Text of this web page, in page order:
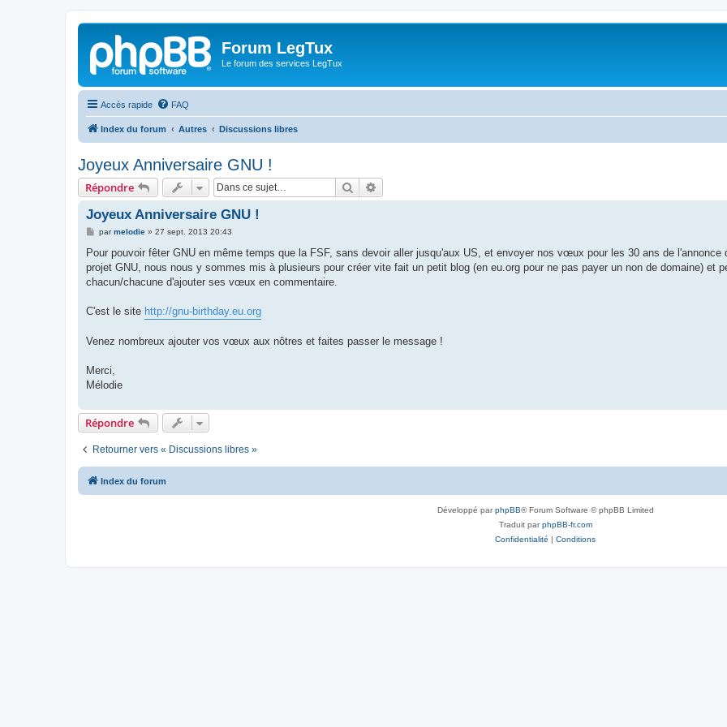
Forum LegTux
Le forum des services LegTux
Accès rapide FAQ
Index du forum Autres Discussions libres
Joyeux Anniversaire GNU !
Répondre Rechercher
Joyeux Anniversaire GNU !
M
s
a
g
parmelodie» 27 sept. 2013 20:43
Pour pouvoir fêter GNU en même temps que la FSF, sans devoir aller jusqu'aux US, et envoyer nos vœux pour les 30 ans de l'annonce
projet GNU, nous nous y sommes mis à plusieurs pour créer vite fait un petit blog (en eu.org pour ne pas payer un non de domaine) et
chacun/chacune d'ajouter ses vœux en commentaire.
C'est le site http://gnu-birthday.eu.org
Venez nombreux ajouter vos vœux aux nôtres et faites passer le message !
Merci,
Mélodie
Répondre
Retourner vers « Discussions libres »
Index du forum
Développé parphpBB® Forum Software © phpBB Limited
Traduit parphpBB-fr.com
Confidentialité | Conditions